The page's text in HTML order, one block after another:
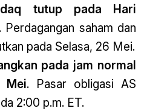
tutup pada Hari
. Perdagangan saham dan
pada Selasa, 26 Mei.
pada jam normal
Mei. Pasar obligasi AS
2:00 p.m. ET.